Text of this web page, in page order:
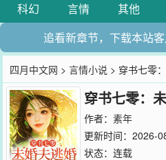
科幻
言情 其他
追看新章节，下载本站
四月中文网 >言情小说 > 穿书七零
穿书七零：
作者： 素年
更新时间：2026-
状态：连载